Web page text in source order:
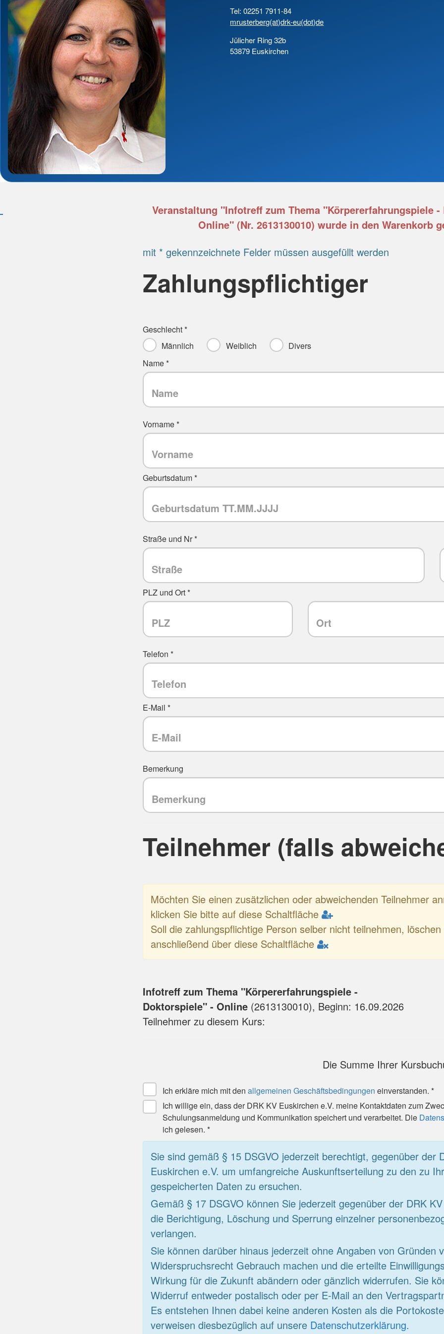
Tel: 02251 7911-84
mrusterberg(at)drk-eu(dot)de
Jülicher Ring 32b
53879 Euskirchen
Veranstaltung "Infotreff zum Thema "Körpererfahrungspiele
Online" (Nr. 2613130010) wurde in den Warenkorb
mit * gekennzeichnete Felder müssen ausgefüllt werden
Zahlungspflichtiger
Geschlecht *
Männlich
Weiblich
Divers
Name *
Vorname *
Geburtsdatum *
Straße und Nr *
PLZ und Ort *
Telefon *
E-Mail *
Bemerkung
Teilnehmer (falls
Möchten Sie einen zusätzlichen oder abweichenden Teilnehmer
klicken Sie bitte auf diese Schaltfläche
Soll die zahlungspflichtige Person selber nicht teilnehmen,
anschließend über diese Schaltfläche
Infotreff zum Thema "Körpererfahrungspiele -
Doktorspiele" - Online (2613130010), Beginn: 16.09.2026
Teilnehmer zu diesem Kurs:
Die Summe Ihrer
Ich erkläre mich mit den allgemeinen Geschäftsbedingungen einverstanden. *
Ich willige ein, dass der DRK KV Euskirchen e.V. meine Kontaktdaten zum
Schulungsanmeldung und Kommunikation speichert und verarbeitet. Die
ich gelesen. *
Sie sind gemäß § 15 DSGVO jederzeit berechtigt, gegenüber der
Euskirchen e.V. um umfangreiche Auskunftserteilung zu den zu
gespeicherten Daten zu ersuchen.
Gemäß § 17 DSGVO können Sie jederzeit gegenüber der DRK
die Berichtigung, Löschung und Sperrung einzelner
verlangen.
Sie können darüber hinaus jederzeit ohne Angaben von Gründen
Widerspruchsrecht Gebrauch machen und die erteilte
Wirkung für die Zukunft abändern oder gänzlich widerrufen. Sie
Widerruf entweder postalisch oder per E-Mail an den
Es entstehen Ihnen dabei keine anderen Kosten als die
verweisen diesbezüglich auf unsere Datenschutzerklärung.